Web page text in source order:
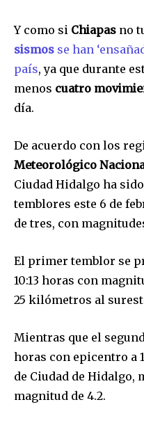
Y como si Chiapas no
sismos se han
país, ya que durante
menos cuatro
día.
De acuerdo con los
Meteorológico
Ciudad Hidalgo ha
temblores este 6 de
de tres, con
El primer temblor se
10:13 horas con
25 kilómetros al
Mientras que el
horas con epicentro a
de Ciudad de Hidalgo,
magnitud de 4.2.